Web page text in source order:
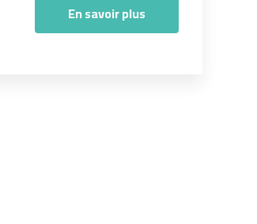
En savoir plus